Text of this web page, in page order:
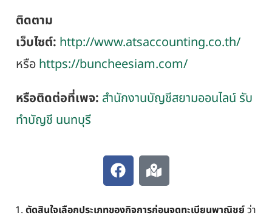
ติดตาม
เว็บไซต์: http://www.atsaccounting.co.th/
หรือ https://buncheesiam.com/
หรือติดต่อที่เพจ: สำนักงานบัญชีสยามออนไลน์ รับ
ทำบัญชี นนทบุรี
ตัดสินใจเลือกประเภทของกิจการก่อนจดทะเบียนพาณิชย์ว่า